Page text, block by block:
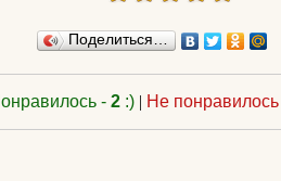
Поделиться…
- 2:)| Не